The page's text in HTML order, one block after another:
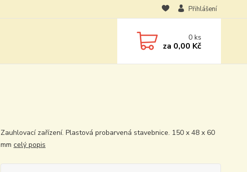
Přihlášení
0ks
za 0,00 Kč
Zauhlovací zařízení. Plastová probarvená stavebnice. 150 x 48 x 60
mm celý popis